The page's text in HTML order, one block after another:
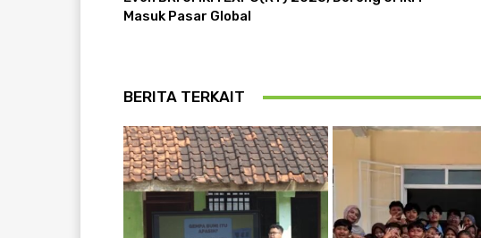
Masuk Pasar Global
BERITA TERKAIT